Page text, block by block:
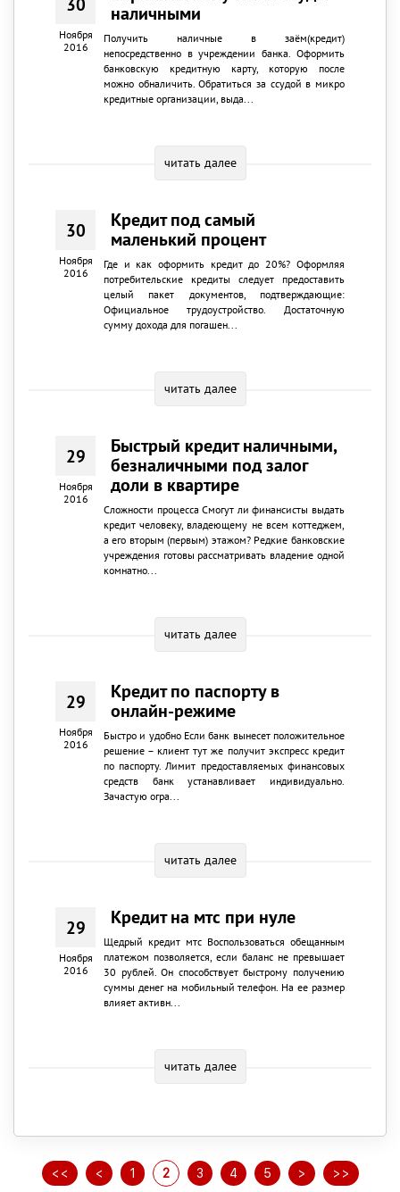
30
Ноября
2016
наличными
Получить наличные в заём(кредит)
непосредственно в учреждении банка. Оформить
банковскую кредитную карту, которую после
можно обналичить. Обратиться за ссудой в микро
кредитные организации, выда...
читать далее
30
Ноября
2016
Кредит под самый
маленький процент
Где и как оформить кредит до 20%? Оформляя
потребительские кредиты следует предоставить
целый пакет документов, подтверждающие:
Официальное трудоустройство. Достаточную
сумму дохода для погашен...
читать далее
29
Ноября
2016
Быстрый кредит наличными,
безналичными под залог
доли в квартире
Сложности процесса Смогут ли финансисты выдать
кредит человеку, владеющему не всем коттеджем,
а его вторым (первым) этажом? Редкие банковские
учреждения готовы рассматривать владение одной
комнатно...
читать далее
29
Ноября
2016
Кредит по паспорту в
онлайн-режиме
Быстро и удобно Если банк вынесет положительное
решение – клиент тут же получит экспресс кредит
по паспорту. Лимит предоставляемых финансовых
средств банк устанавливает индивидуально.
Зачастую огра...
читать далее
29
Ноября
2016
Кредит на мтс при нуле
Щедрый кредит мтс Воспользоваться обещанным
платежом позволяется, если баланс не превышает
30 рублей. Он способствует быстрому получению
суммы денег на мобильный телефон. На ее размер
влияет активн...
читать далее
<< < 1 2 3 4 5 > >>